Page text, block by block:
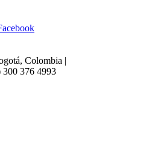
Colombia |
300 376 4993